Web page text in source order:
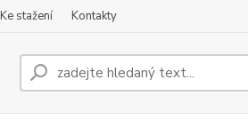
Ke stažení Kontakty